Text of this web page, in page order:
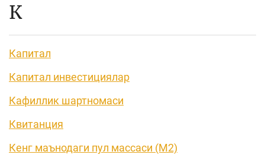
К
Капитал
Капитал инвестициялар
Кафиллик шартномаси
Квитанция
Кенг маънодаги пул массаси (М2)